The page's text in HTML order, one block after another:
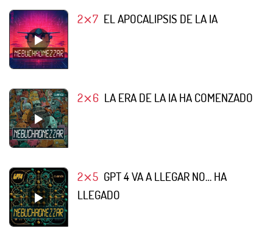
2⨯7 EL APOCALIPSIS DE LA IA
2⨯6 LA ERA DE LA IA HA COMENZADO
2⨯5 GPT 4 VA A LLEGAR NO… HA
LLEGADO